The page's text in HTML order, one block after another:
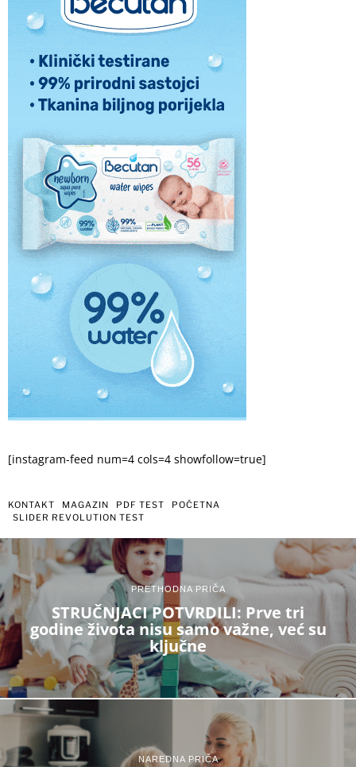
[instagram-feed num=4 cols=4 showfollow=true]
KONTAKT MAGAZIN PDF TEST
POČETNA
SLIDER REVOLUTION TEST
PRETHODNA PRIČA
STRUČNJACI POTVRDILI: Prve tri
godine života nisu samo važne, već su
ključne
NAREDNA PRIČA